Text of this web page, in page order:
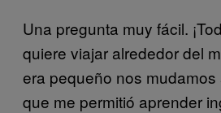
Una pregunta muy fácil.
quiere viajar alrededor del
era pequeño nos mudamos
que me permitió aprender